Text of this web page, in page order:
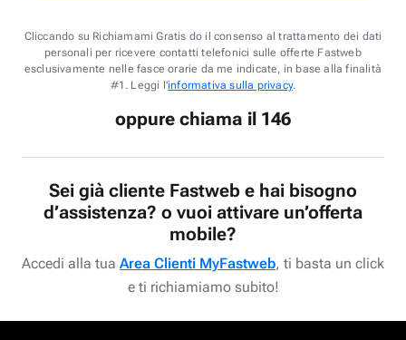
Cliccando su Richiamami Gratis do il consenso al trattamento dei dati
personali per ricevere contatti telefonici sulle offerte Fastweb
esclusivamente nelle fasce orarie da me indicate, in base alla finalità
#1. Leggi l'informativa sulla privacy.
oppure chiama il 146
Sei già cliente Fastweb e hai bisogno
d’assistenza? o vuoi attivare un’offerta
mobile?
Accedi alla tua Area Clienti MyFastweb, ti basta un click
e ti richiamiamo subito!